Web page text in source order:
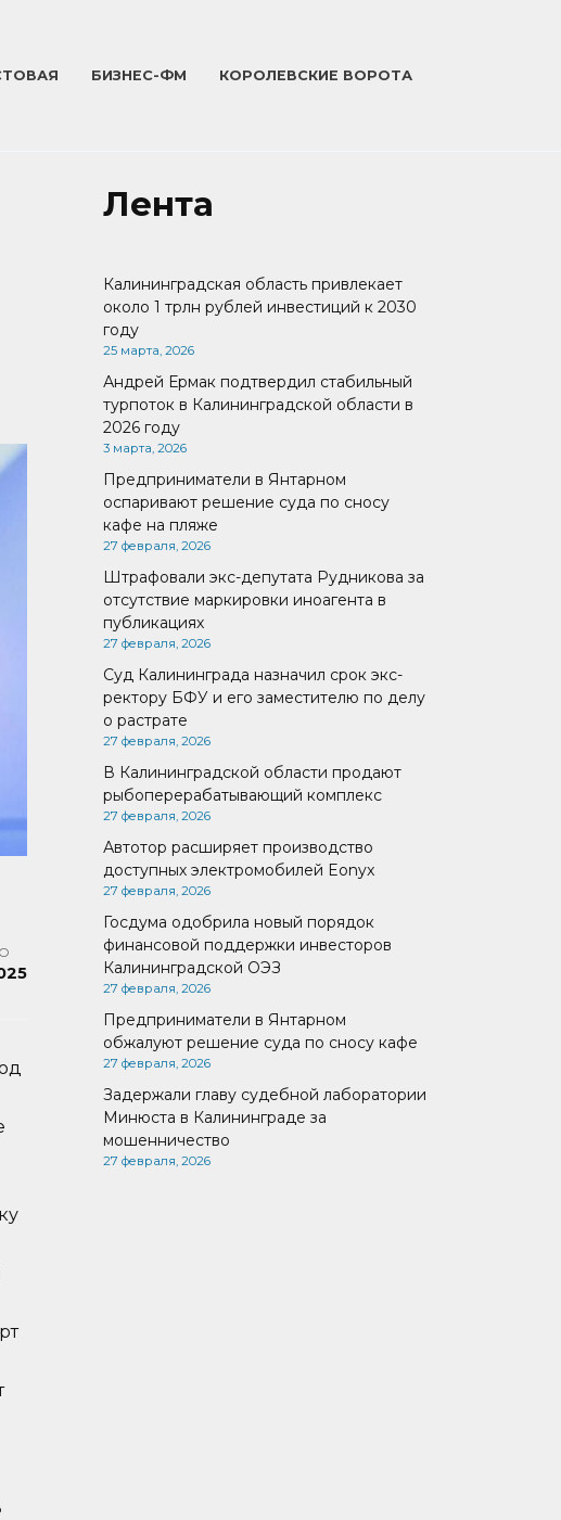
БИЗНЕС-ФМ КОРОЛЕВСКИЕ ВОРОТА
Лента
Калининградская область привлекает
около 1 трлн рублей инвестиций к 2030
году
25 марта, 2026
Андрей Ермак подтвердил стабильный
турпоток в Калининградской области в
2026 году
3 марта, 2026
Предприниматели в Янтарном
оспаривают решение суда по сносу
кафе на пляже
27 февраля, 2026
Штрафовали экс-депутата Рудникова за
отсутствие маркировки иноагента в
публикациях
27 февраля, 2026
Суд Калининграда назначил срок экс-
ректору БФУ и его заместителю по делу
о растрате
27 февраля, 2026
В Калининградской области продают
рыбоперерабатывающий комплекс
27 февраля, 2026
Автотор расширяет производство
доступных электромобилей Eonyx
27 февраля, 2026
Госдума одобрила новый порядок
финансовой поддержки инвесторов
Калининградской ОЭЗ
27 февраля, 2026
Предприниматели в Янтарном
обжалуют решение суда по сносу кафе
27 февраля, 2026
Задержали главу судебной лаборатории
Минюста в Калининграде за
мошенничество
27 февраля, 2026